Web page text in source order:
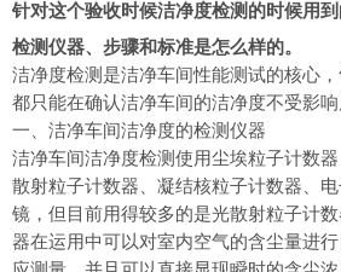
针对这个验收时候洁净度检测的时候用
检测仪器、步骤和标准是怎么样的。
洁净度检测是洁净车间性能测试的核心
都只能在确认洁净车间的洁净度不受影响
一、洁净车间洁净度的检测仪器
洁净车间洁净度检测使用尘埃粒子计数
散射粒子计数器、凝结核粒子计数器、
镜，但目前用得较多的是光散射粒子计
器在运用中可以对室内空气的含尘量进